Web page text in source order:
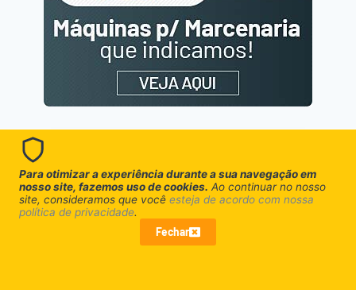
Para otimizar a experiência durante a sua navegação em
nosso site, fazemos uso de cookies. Ao continuar no nosso
site, consideramos que você esteja de acordo com nossa
política de privacidade.
Fechar